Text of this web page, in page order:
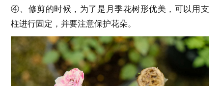
④、修剪的时候，为了是月季花树形优美，可以用支
柱进行固定，并要注意保护花朵。